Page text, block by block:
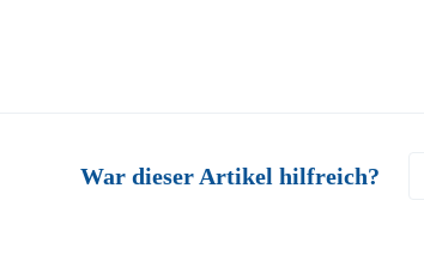
War dieser Artikel hilfreich?